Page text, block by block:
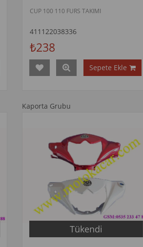
CUP 100 110 FURS TAKIMI
411122038336
₺238
Sepete Ekle
Kaporta Grubu
Tükendi